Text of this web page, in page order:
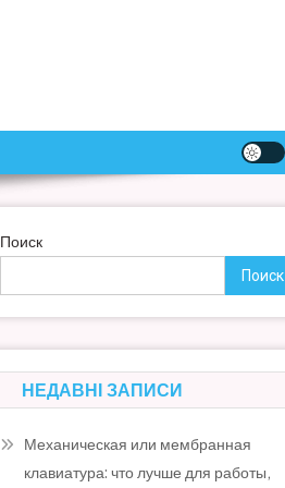
Поиск
Поиск
НЕДАВНІ ЗАПИСИ
Механическая или мембранная
клавиатура: что лучше для работы,